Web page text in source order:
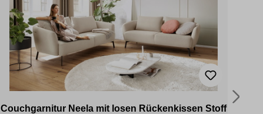
Couchgarnitur Neela mit losen Rückenkissen Stoff